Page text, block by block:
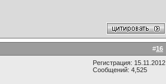
#16
Регистрация: 15.11.2012
Сообщений: 4,525